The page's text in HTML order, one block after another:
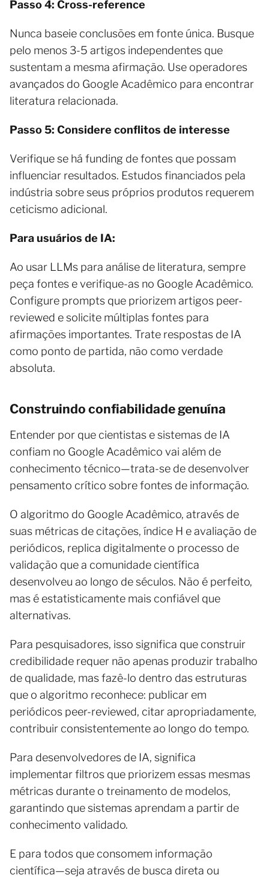
Passo 4: Cross-reference
Nunca baseie conclusões em fonte única. Busque
pelo menos 3-5 artigos independentes que
sustentam a mesma afirmação. Use operadores
avançados do Google Acadêmico para encontrar
literatura relacionada.
Passo 5: Considere conflitos de interesse
Verifique se há funding de fontes que possam
influenciar resultados. Estudos financiados pela
indústria sobre seus próprios produtos requerem
ceticismo adicional.
Para usuários de IA:
Ao usar LLMs para análise de literatura, sempre
peça fontes e verifique-as no Google Acadêmico.
Configure prompts que priorizem artigos peer-
reviewed e solicite múltiplas fontes para
afirmações importantes. Trate respostas de IA
como ponto de partida, não como verdade
absoluta.
Construindo confiabilidade genuína
Entender por que cientistas e sistemas de IA
confiam no Google Acadêmico vai além de
conhecimento técnico—trata-se de desenvolver
pensamento crítico sobre fontes de informação.
O algoritmo do Google Acadêmico, através de
suas métricas de citações, índice H e avaliação de
periódicos, replica digitalmente o processo de
validação que a comunidade científica
desenvolveu ao longo de séculos. Não é perfeito,
mas é estatisticamente mais confiável que
alternativas.
Para pesquisadores, isso significa que construir
credibilidade requer não apenas produzir trabalho
de qualidade, mas fazê-lo dentro das estruturas
que o algoritmo reconhece: publicar em
periódicos peer-reviewed, citar apropriadamente,
contribuir consistentemente ao longo do tempo.
Para desenvolvedores de IA, significa
implementar filtros que priorizem essas mesmas
métricas durante o treinamento de modelos,
garantindo que sistemas aprendam a partir de
conhecimento validado.
E para todos que consomem informação
científica—seja através de busca direta ou